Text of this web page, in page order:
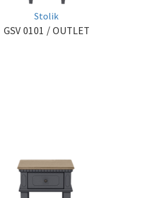
Stolik
GSV 0101 / OUTLET